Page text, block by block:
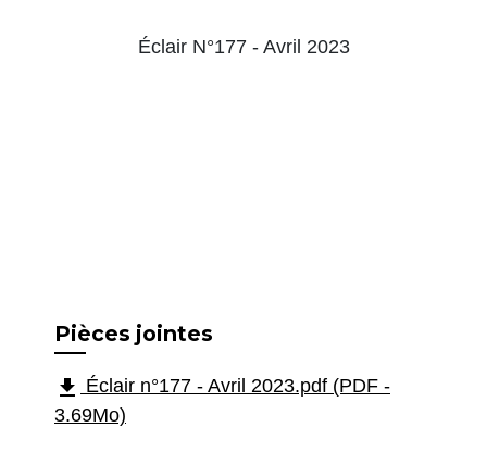
Éclair N°177 - Avril 2023
Pièces jointes
file_download Éclair n°177 - Avril 2023.pdf (PDF -
3.69Mo)